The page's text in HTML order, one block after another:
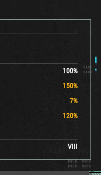
100%
150%
7%
120%
VIII